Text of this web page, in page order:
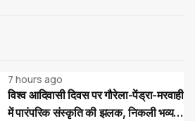
7 hours ago
विश्व आदिवासी दिवस पर गौरेला-पेंड्रा-मरवाही
में पारंपरिक संस्कृति की झलक, निकली भव्य